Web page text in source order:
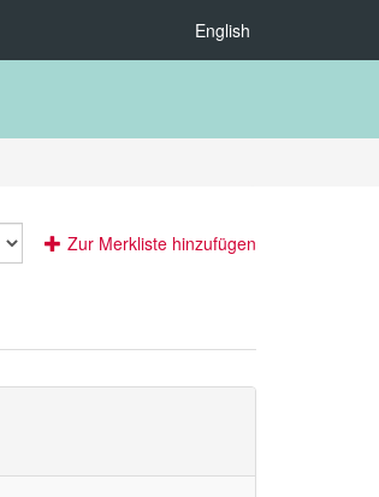
English
Zur Merkliste hinzufügen